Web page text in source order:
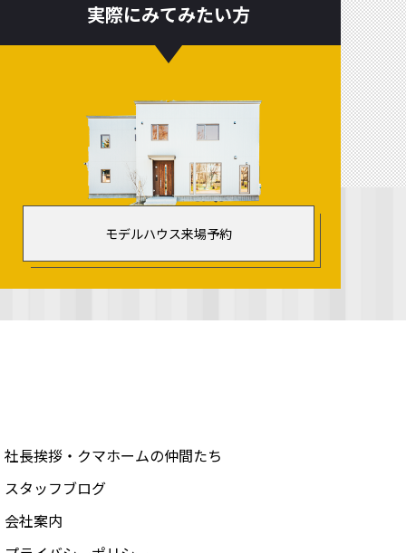
実際にみてみたい方
モデルハウス来場予約
社長挨拶・クマホームの仲間たち
スタッフブログ
会社案内